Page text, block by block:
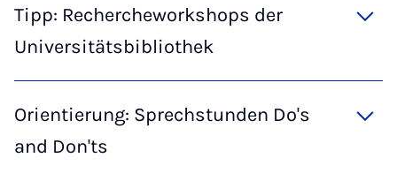
Tipp: Rechercheworkshops der
Universitätsbibliothek
Orientierung: Sprechstunden Do's
and Don'ts